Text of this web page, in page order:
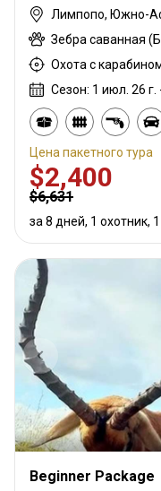
Лимпопо, Южно-
Охота с
Сезон: 1 июл. 26 г.
Цена пакетного тура
$2,400
$6,631
за 8 дней, 1 охотник, 1
Beginner Package